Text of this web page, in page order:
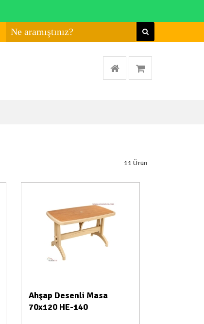
11 Ürün
Ahşap Desenli Masa
70x120 HE-140